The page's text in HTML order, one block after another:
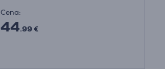
Cena:
44.99 €